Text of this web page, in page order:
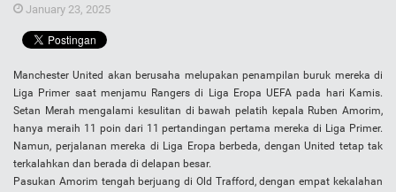
January 23, 2025
Manchester United akan berusaha melupakan penampilan buruk mereka di
Liga Primer saat menjamu Rangers di Liga Eropa UEFA pada hari Kamis.
Setan Merah mengalami kesulitan di bawah pelatih kepala Ruben Amorim,
hanya meraih 11 poin dari 11 pertandingan pertama mereka di Liga Primer.
Namun, perjalanan mereka di Liga Eropa berbeda, dengan United tetap tak
terkalahkan dan berada di delapan besar.
Pasukan Amorim tengah berjuang di Old Trafford, dengan empat kekalahan